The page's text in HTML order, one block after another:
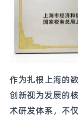
作为扎根上海的
创新视为发展的
术研发体系，不